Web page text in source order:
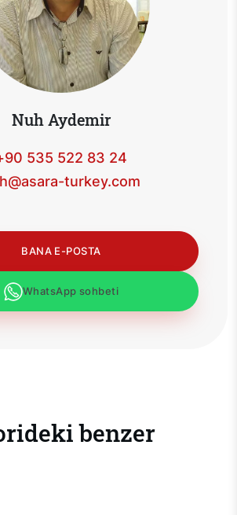
Nuh Aydemir
535 522 83 24
turkey.com
BANA E-POSTA
WhatsApp sohbeti
benzer